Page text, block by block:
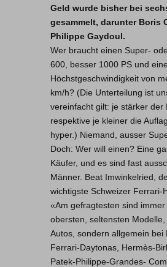
Geld wurde bisher bei
gesammelt, darunter Boris
Philippe Gaydoul.
Wer braucht einen Super-
600, besser 1000 PS und
Höchstgeschwindigkeit von
km/h? (Die Unterteilung ist
vereinfacht gilt: je stärker der
respektive je kleiner die
hyper.) Niemand, ausser
Doch: Wer will einen? Eine
Käufer, und es sind fast
Männer. Beat Imwinkelried,
wichtigste Schweizer Ferrari-
«Am gefragtesten sind immer
obersten, seltensten
Autos, sondern allgemein bei
Ferrari-Daytonas, Hermès-
Patek-Philippe-Grandes-